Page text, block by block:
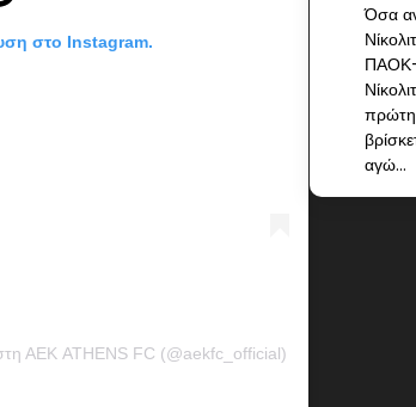
στο Instagram.
ΑΕΚ ATHENS FC (@aekfc_official)
Όσα
αγώ...